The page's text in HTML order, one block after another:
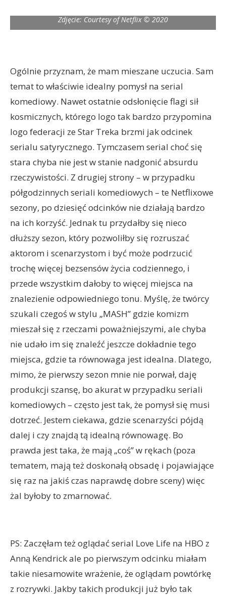
Zdjęcie: Courtesy of Netflix © 2020
Ogólnie przyznam, że mam mieszane uczucia. Sam
temat to właściwie idealny pomysł na serial
komediowy. Nawet ostatnie odsłonięcie flagi sił
kosmicznych, którego logo tak bardzo przypomina
logo federacji ze Star Treka brzmi jak odcinek
serialu satyrycznego. Tymczasem serial choć się
stara chyba nie jest w stanie nadgonić absurdu
rzeczywistości. Z drugiej strony – w przypadku
półgodzinnych seriali komediowych – te Netflixowe
sezony, po dziesięć odcinków nie działają bardzo
na ich korzyść. Jednak tu przydałby się nieco
dłuższy sezon, który pozwoliłby się rozruszać
aktorom i scenarzystom i być może podrzucić
trochę więcej bezsensów życia codziennego, i
przede wszystkim dałoby to więcej miejsca na
znalezienie odpowiedniego tonu. Myślę, że twórcy
szukali czegoś w stylu „MASH” gdzie komizm
mieszał się z rzeczami poważniejszymi, ale chyba
nie udało im się znaleźć jeszcze dokładnie tego
miejsca, gdzie ta równowaga jest idealna. Dlatego,
mimo, że pierwszy sezon mnie nie porwał, daję
produkcji szansę, bo akurat w przypadku seriali
komediowych – często jest tak, że pomysł się musi
dotrzeć. Jestem ciekawa, gdzie scenarzyści pójdą
dalej i czy znajdą tą idealną równowagę. Bo
prawda jest taka, że mają „coś” w rękach (poza
tematem, mają też doskonałą obsadę i pojawiające
się raz na jakiś czas naprawdę dobre sceny) więc
żal byłoby to zmarnować.
PS: Zaczęłam też oglądać serial Love Life na HBO z
Anną Kendrick ale po pierwszym odcinku miałam
takie niesamowite wrażenie, że oglądam powtórkę
z rozrywki. Jakby takich produkcji już było tak